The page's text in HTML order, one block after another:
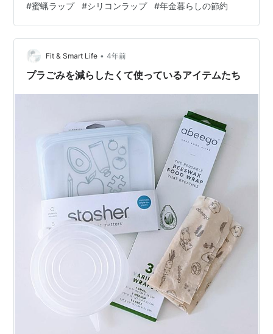
ップ、ガラス容器これで足ります。 最初は佃煮を保存す
る時ラップで包もうとして、んー。大丈夫かな？ 何故か
ラップの悪い成分が味付けの濃い佃煮のために染み出て
くるように 感じてしまったからでした。 いっその事瓶で
保存と思ったことからいつの間にか食品を保存する時 ラ
#蜜蝋ラップ #シリコンラップ #年金暮らしの節約
Fit & Smart Life • 4年前
プラごみを減らしたくて使っているアイテムたち